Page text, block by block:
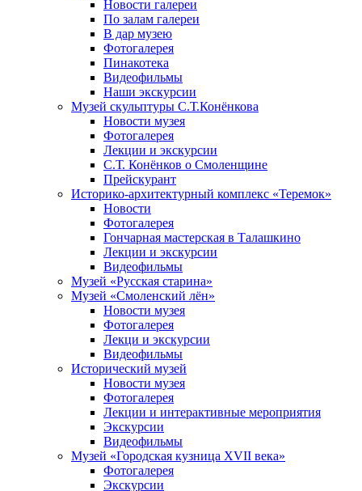
Новости галереи
По залам галереи
В дар музею
Фотогалерея
Пинакотека
Видеофильмы
Наши экскурсии
Музей скульптуры С.Т.Конёнкова
Новости музея
Фотогалерея
Лекции и экскурсии
С.Т. Конёнков о Смоленщине
Прейскурант
Историко-архитектурный комплекс «Теремок»
Новости
Фотогалерея
Гончарная мастерская в Талашкино
Лекции и экскурсии
Видеофильмы
Музей «Русская старина»
Музей «Смоленский лён»
Новости музея
Фотогалерея
Лекци и экскурсии
Видеофильмы
Исторический музей
Новости музея
Фотогалерея
Лекции и интерактивные мероприятия
Экскурсии
Видеофильмы
Музей «Городская кузница XVII века»
Фотогалерея
Экскурсии